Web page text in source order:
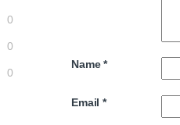
0
0
0
Name*
Email*